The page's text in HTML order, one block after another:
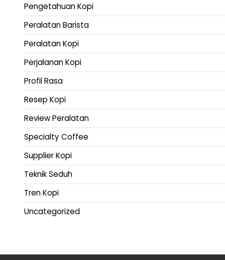
Pengetahuan Kopi
Peralatan Barista
Peralatan Kopi
Perjalanan Kopi
Profil Rasa
Resep Kopi
Review Peralatan
Specialty Coffee
Supplier Kopi
Teknik Seduh
Tren Kopi
Uncategorized